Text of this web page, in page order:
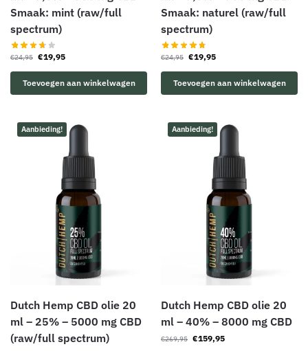
Smaak: mint (raw/full
spectrum)
€24,95 €19,95
Toevoegen aan winkelwagen
Smaak: naturel (raw/full
spectrum)
€24,95 €19,95
Toevoegen aan winkelwagen
Aanbieding!
Dutch Hemp CBD olie 20
ml – 25% – 5000 mg CBD
(raw/full spectrum)
Aanbieding!
Dutch Hemp CBD olie 20
ml – 40% – 8000 mg CBD
€269,95 €159,95